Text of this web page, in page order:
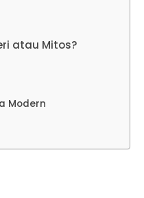
atau Mitos?
Modern